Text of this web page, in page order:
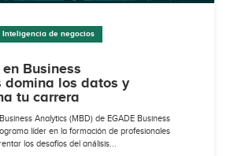
Inteligencia de negocios
Business
domina los datos y
tu carrera
Analytics (MBD) de EGADE Business
líder en la formación de profesionales
los desafíos del análisis...